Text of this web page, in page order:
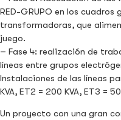
RED-GRUPO en los cuadros
transformadoras, que
juego.
– Fase 4: realización de
líneas entre grupos
Instalaciones de las líneas
KVA, ET2 = 200 KVA, ET3 =
Un proyecto con una gran